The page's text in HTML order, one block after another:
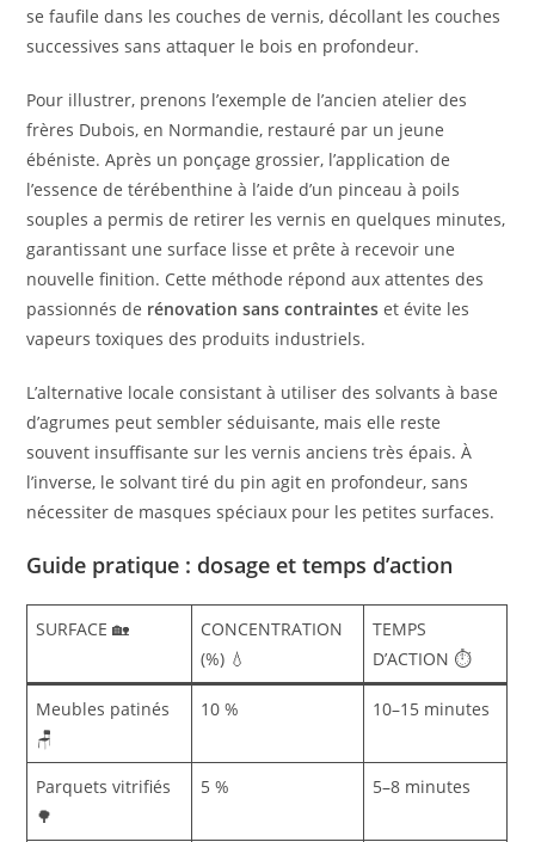
se faufile dans les couches de vernis, décollant les couches
successives sans attaquer le bois en profondeur.
Pour illustrer, prenons l’exemple de l’ancien atelier des
frères Dubois, en Normandie, restauré par un jeune
ébéniste. Après un ponçage grossier, l’application de
l’essence de térébenthine à l’aide d’un pinceau à poils
souples a permis de retirer les vernis en quelques minutes,
garantissant une surface lisse et prête à recevoir une
nouvelle finition. Cette méthode répond aux attentes des
passionnés de rénovation sans contraintes et évite les
vapeurs toxiques des produits industriels.
L’alternative locale consistant à utiliser des solvants à base
d’agrumes peut sembler séduisante, mais elle reste
souvent insuffisante sur les vernis anciens très épais. À
l’inverse, le solvant tiré du pin agit en profondeur, sans
nécessiter de masques spéciaux pour les petites surfaces.
Guide pratique : dosage et temps d’action
SURFACE 🏡
CONCENTRATION
(%) 💧
TEMPS
D’ACTION ⏱️
Meubles patinés
🪑
10 % 10–15 minutes
Parquets vitrifiés
🌳
5 % 5–8 minutes